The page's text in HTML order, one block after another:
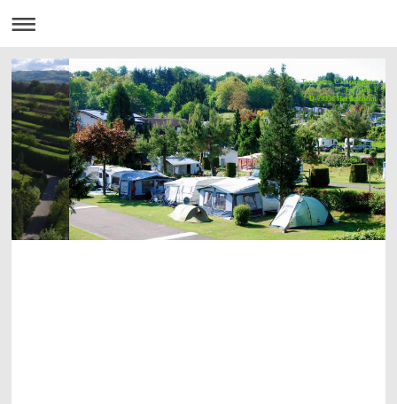
Terrassen-Campingplatz
Im Laue 1
D-79336 Herbolzheim